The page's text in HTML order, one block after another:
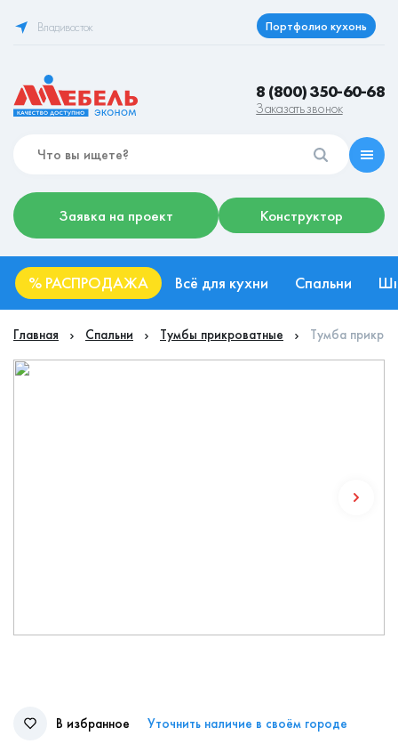
Владивосток Портфолио кухонь
8 (800) 350-60-68
Заказать звонок
Заявка на проект Конструктор
% РАСПРОДАЖА Всё для кухни Спальни
Главная Спальни Тумбы прикроватные Тумба
В избранное Уточнить наличие в своём городе